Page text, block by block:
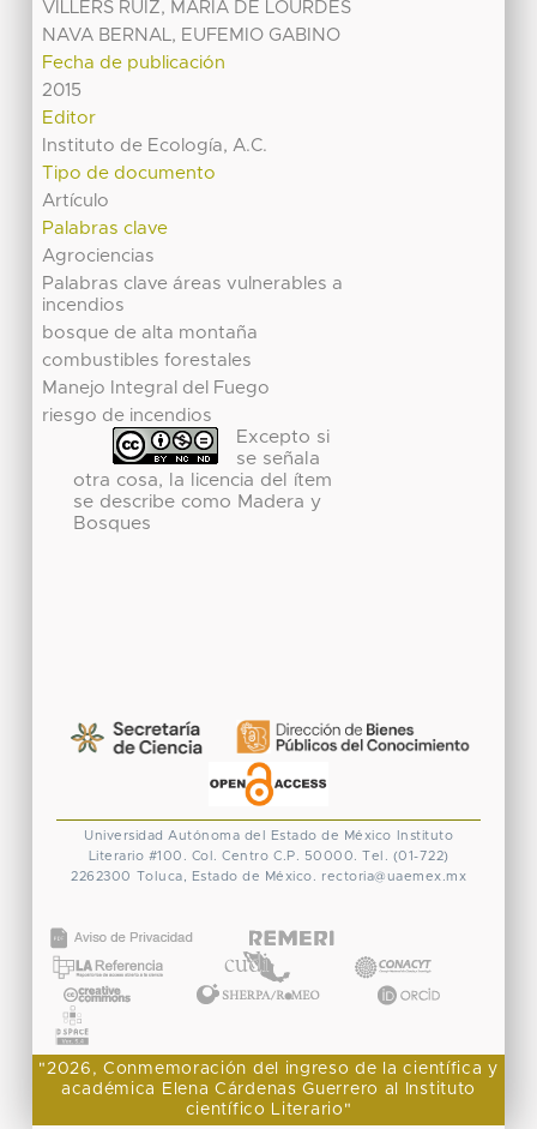
VILLERS RUIZ, MARIA DE LOURDES
NAVA BERNAL, EUFEMIO GABINO
Fecha de publicación
2015
Editor
Instituto de Ecología, A.C.
Tipo de documento
Artículo
Palabras clave
Agrociencias
Palabras clave áreas vulnerables a
incendios
bosque de alta montaña
combustibles forestales
Manejo Integral del Fuego
riesgo de incendios
Excepto si
se señala
otra cosa, la licencia del ítem
se describe como Madera y
Bosques
Universidad Autónoma del Estado de México
Instituto
Literario #100. Col. Centro C.P. 50000. Tel. (01-722)
2262300
Toluca, Estado de México. rectoria@uaemex.mx
"2026, Conmemoración del ingreso de la científica y
académica Elena Cárdenas Guerrero al Instituto
científico Literario"